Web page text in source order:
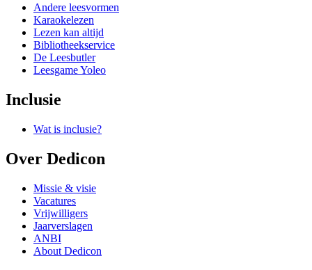
Andere leesvormen
Karaokelezen
Lezen kan altijd
Bibliotheekservice
De Leesbutler
Leesgame Yoleo
Inclusie
Wat is inclusie?
Over Dedicon
Missie & visie
Vacatures
Vrijwilligers
Jaarverslagen
ANBI
About Dedicon